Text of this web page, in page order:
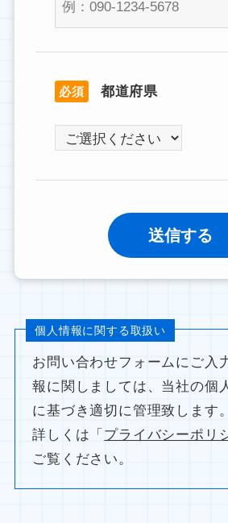
必須 都道府県
個人情報に関する取扱い
お問い合わせフォームにご入
報に関しましては、当社の個
に基づき適切に管理致します。
詳しくは「 プライバシーポリ
ご覧ください。